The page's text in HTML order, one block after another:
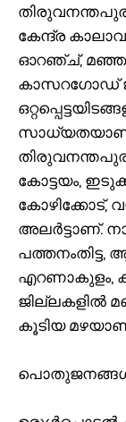
കേന്ദ്ര
ഓറഞ്ച്, മഞ്ഞ
കാസറഗോഡ്
സാധ്യതയാണ്
കോട്ടയം,
കോഴിക്കോട്,
അലർട്ടാണ്.
പത്തനംതിട്ട,
എറണാകുളം,
ജില്ലകളിൽ
കൂടിയ